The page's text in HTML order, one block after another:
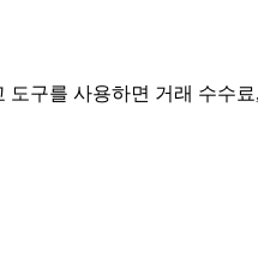
구를 사용하면 거래 수수